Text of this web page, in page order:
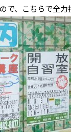
で、こちらで全力